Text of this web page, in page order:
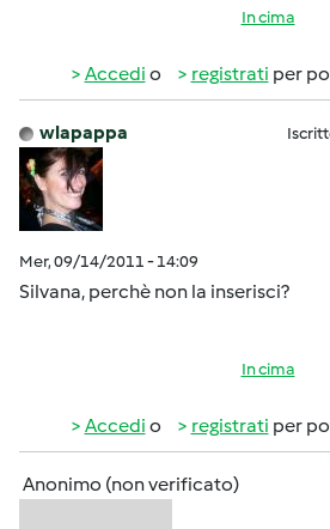
In cima
Accedi o registrati per
wlapappa
Mer, 09/14/2011 - 14:09
Silvana, perchè non la inserisci?
In cima
Accedi o registrati per
Anonimo (non verificato)